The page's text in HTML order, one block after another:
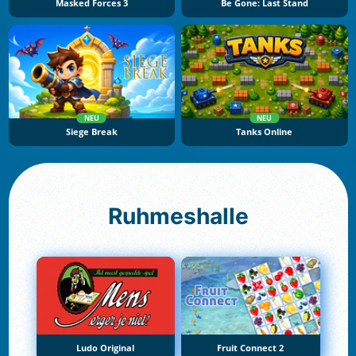
Masked Forces 3 Be Gone: Last Stand
NEU
Siege Break
NEU
Tanks Online
Ruhmeshalle
Ludo Original Fruit Connect 2